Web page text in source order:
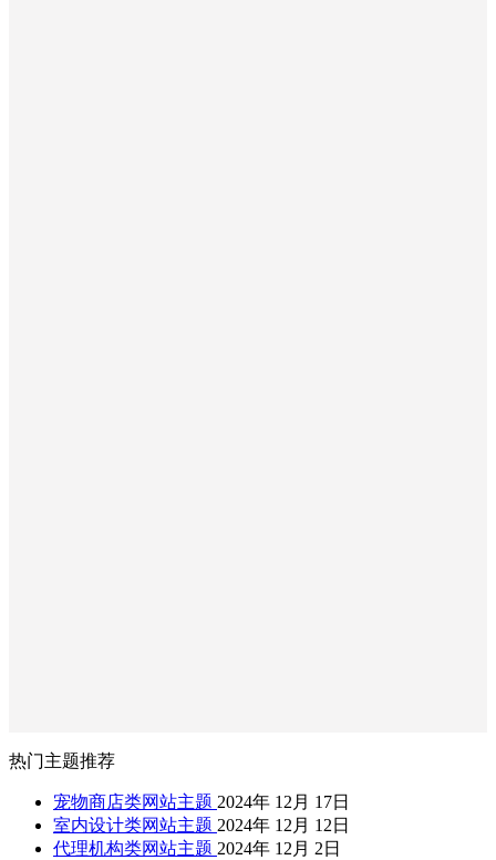
热门主题推荐
宠物商店类网站主题 2024年 12月 17日
室内设计类网站主题 2024年 12月 12日
代理机构类网站主题 2024年 12月 2日